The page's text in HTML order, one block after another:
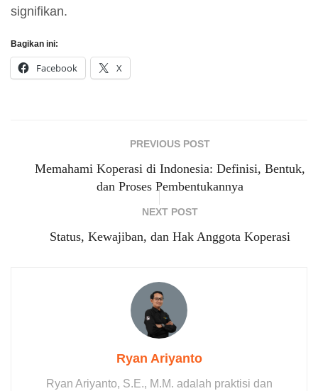
signifikan.
Bagikan ini:
Facebook X
PREVIOUS POST
Memahami Koperasi di Indonesia: Definisi, Bentuk,
dan Proses Pembentukannya
NEXT POST
Status, Kewajiban, dan Hak Anggota Koperasi
Ryan Ariyanto
Ryan Ariyanto, S.E., M.M. adalah praktisi dan